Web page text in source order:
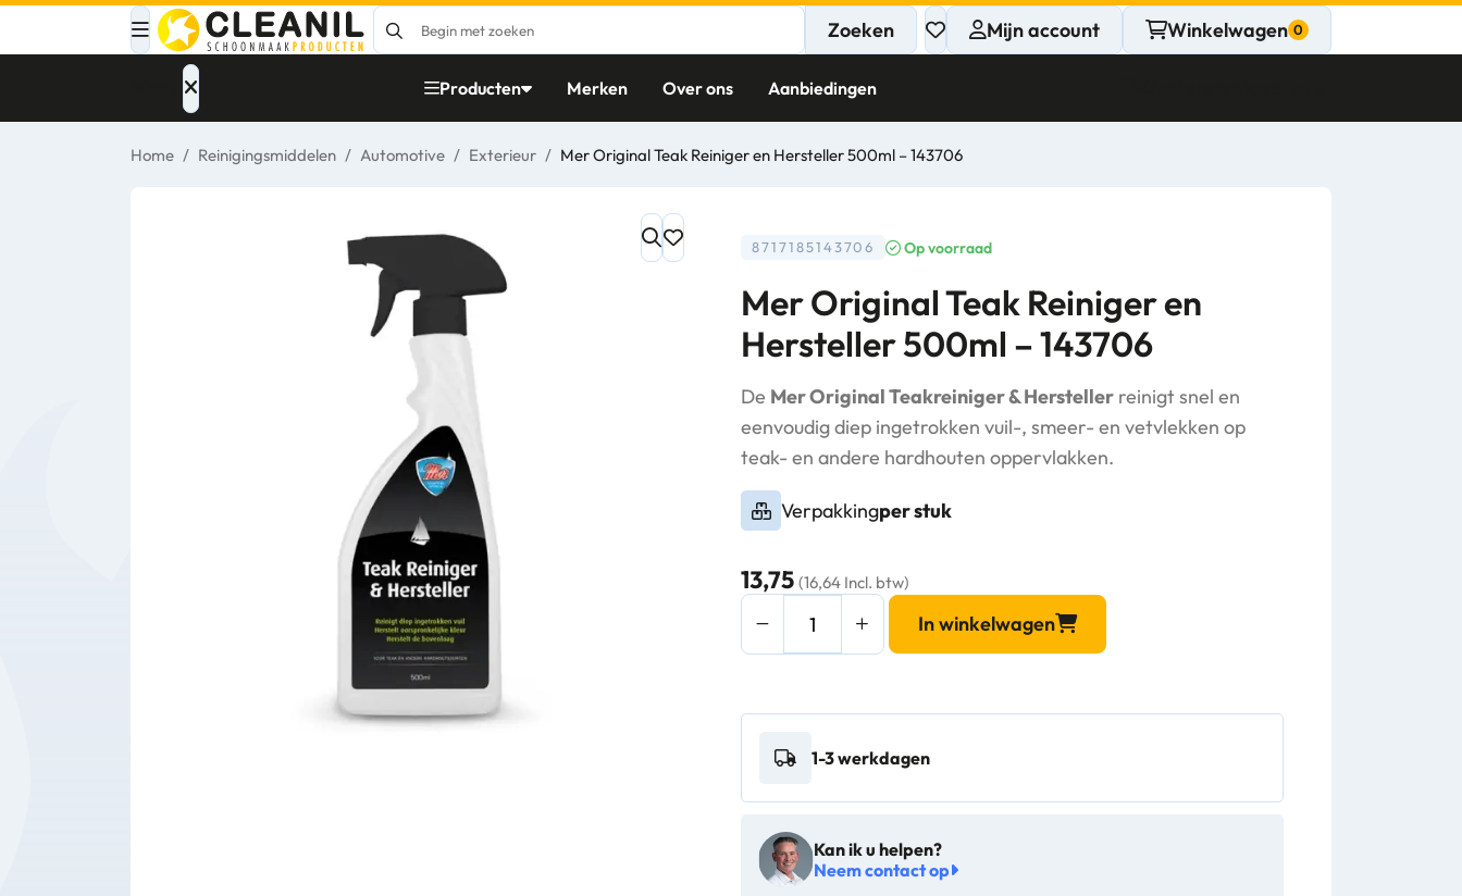
Mijn account Winkelwagen
Zoeken
Producten
Bedrijfsbenodigdheden
advies
nodig?
Merken Over ons Aanbiedingen
Home / Reinigingsmiddelen / Automotive / Exterieur / Mer Original Teak Reiniger en Hersteller 500ml – 143706
8717185143706 Op voorraad
Mer Original Teak Reiniger en
Hersteller 500ml – 143706
De Mer Original Teakreiniger & Hersteller reinigt snel en
eenvoudig diep ingetrokken vuil-, smeer- en vetvlekken op
teak- en andere hardhouten oppervlakken.
Verpakkingper stuk
13,75(16,64 Incl. btw)
Hersteller
143706
aantal
In winkelwagen
1-3 werkdagen
Kan ik u helpen?
Neem contact op